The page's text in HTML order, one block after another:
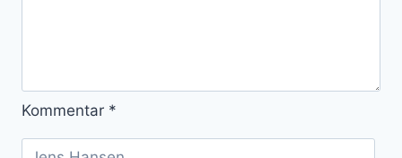
Kommentar *